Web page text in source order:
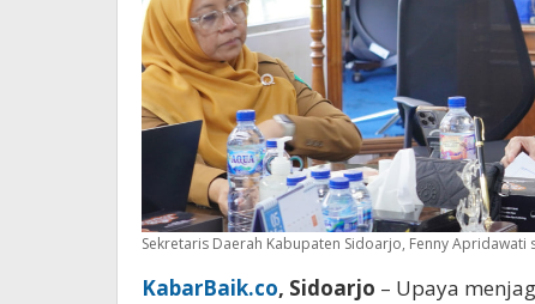
Sekretaris Daerah Kabupaten Sidoarjo, Fenny Apridawati
KabarBaik.co, Sidoarjo – Upaya